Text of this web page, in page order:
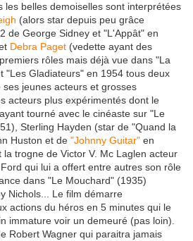
les belles demoiselles sont interprétées
(alors star depuis peu grâce
de George Sidney et "L'Appât" en
Debra Paget (vedette ayant des
rôles mais déjà vue dans "La
"Les Gladiateurs" en 1954 tous deux
jeunes acteurs et grosses
acteurs plus expérimentés dont le
tourné avec le cinéaste sur "Le
Sterling Hayden (star de "Quand la
Huston et de "Johnny Guitar" en
la trogne de Victor V. Mc Laglen acteur
qui lui a offert entre autres son rôle
dans "Le Mouchard" (1935)
Nichols... Le film démarre
actions du héros en 5 minutes qui le
immature voir un demeuré (pas loin).
Robert Wagner qui paraitra jamais